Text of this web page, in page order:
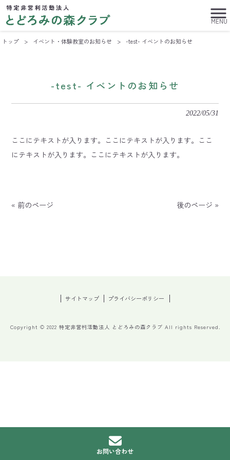
MENU
トップ > イベント・体験教室のお知らせ > -test- イベントのお知らせ
-test- イベントのお知らせ
2022/05/31
ここにテキストが入ります。ここにテキストが入ります。ここ
にテキストが入ります。ここにテキストが入ります。
« 前のページ 後のページ »
サイトマップ プライバシーポリシー
Copyright © 2022 特定非営利活動法人 とどろみの森クラブ All rights Reserved.
お問い合わせ